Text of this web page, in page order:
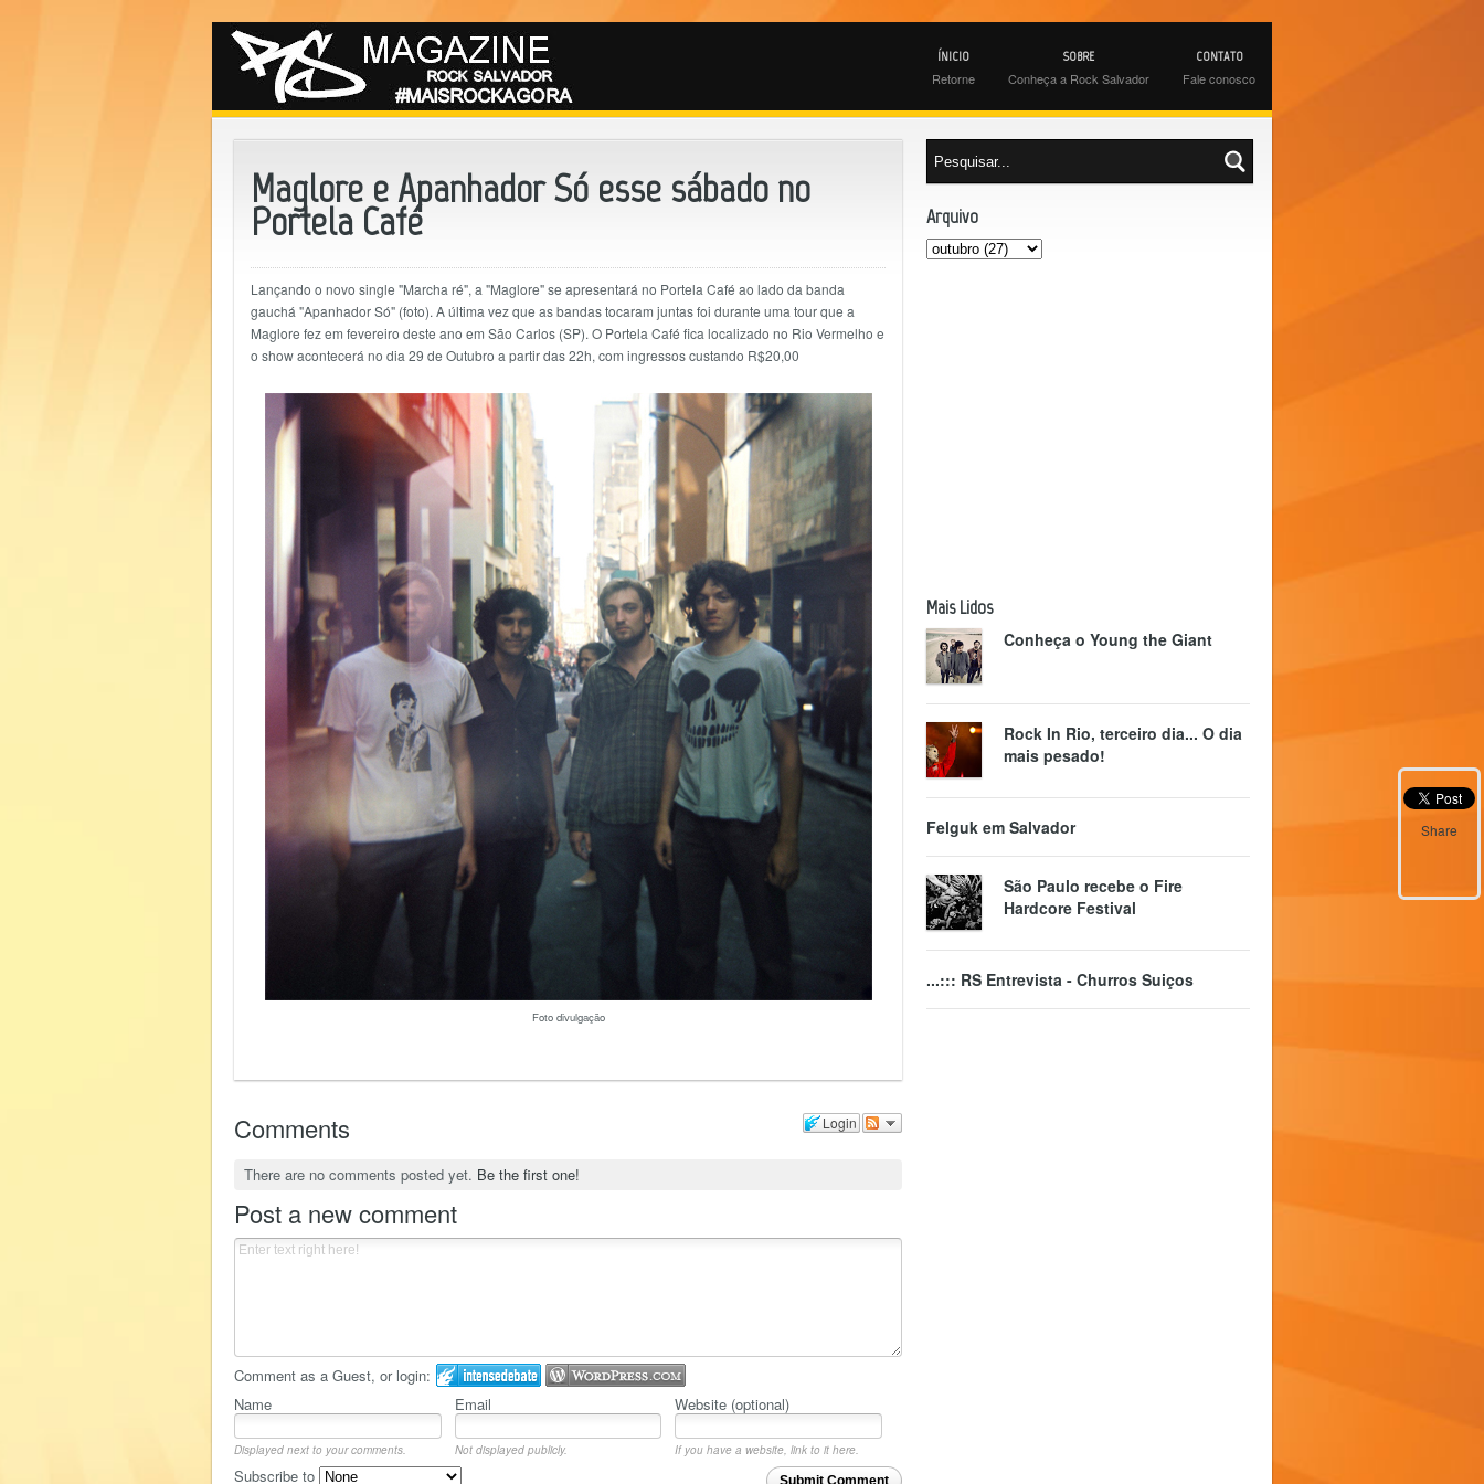
ÍNICIO
Retorne
SOBRE
Conheça a Rock Salvador
CONTATO
Fale conosco
Maglore e Apanhador Só esse sábado no
Portela Café
Lançando o novo single "Marcha ré", a "Maglore" se apresentará no Portela Café ao lado da banda
gauchá "Apanhador Só" (foto). A última vez que as bandas tocaram juntas foi durante uma tour que a
Maglore fez em fevereiro deste ano em São Carlos (SP). O Portela Café fica localizado no Rio Vermelho e
o show acontecerá no dia 29 de Outubro a partir das 22h, com ingressos custando R$20,00
Foto divulgação
Login
Comments
There are no comments posted yet. Be the first one!
Post a new comment
Comment as a Guest, or login:
Name
Email Website (optional)
Displayed next to your comments. Not displayed publicly.
If you have a website, link to it here.
Submit Comment
Subscribe to
Share
Arquivo
Mais Lidos
Conheça o Young the Giant
Rock In Rio, terceiro dia... O dia
mais pesado!
Felguk em Salvador
São Paulo recebe o Fire
Hardcore Festival
...::: RS Entrevista - Churros Suiços